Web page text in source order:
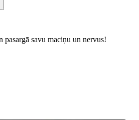
savu maciņu un nervus!